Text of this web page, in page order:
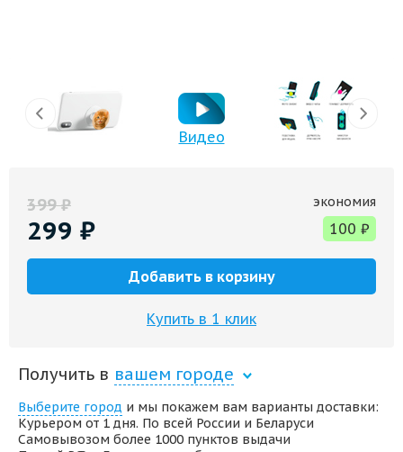
Видео
399₽
299 ₽
экономия
100 ₽
Добавить в корзину
Купить в 1 клик
Получить в вашем городе
Выберите город и мы покажем вам варианты доставки:
Курьером от 1 дня. По всей России и Беларуси
Самовывозом более 1000 пунктов выдачи